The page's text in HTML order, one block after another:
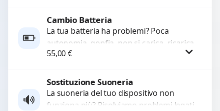
Procedi
Cambio Batteria
La tua batteria ha problemi? Poca
autonomia, gonfia, non si carica, ricarica
lenta o cicli di ricarica esauriti?
55,00€
Procedi
Sostituzione Suoneria
La suoneria del tuo dispositivo non
funziona più? Risolviamo problemi legati